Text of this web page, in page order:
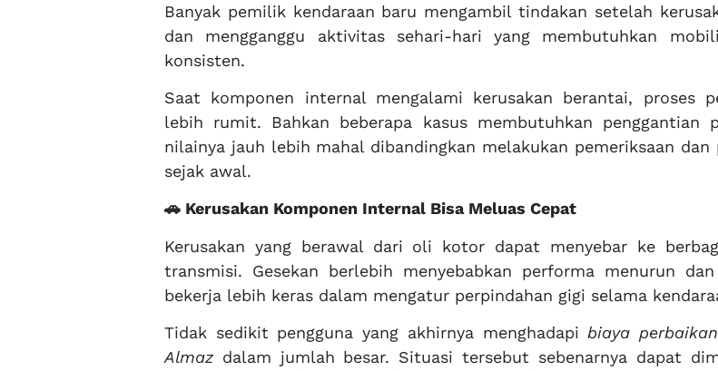
Banyak pemilik kendaraan baru mengambil tindakan setelah
dan mengganggu aktivitas sehari-hari yang membutuhkan
konsisten.
Saat komponen internal mengalami kerusakan berantai, proses
lebih rumit. Bahkan beberapa kasus membutuhkan penggantian
nilainya jauh lebih mahal dibandingkan melakukan pemeriksaan dan
sejak awal.
🚗 Kerusakan Komponen Internal Bisa Meluas Cepat
Kerusakan yang berawal dari oli kotor dapat menyebar ke
transmisi. Gesekan berlebih menyebabkan performa menurun
bekerja lebih keras dalam mengatur perpindahan gigi selama
Tidak sedikit pengguna yang akhirnya menghadapi biaya
Almaz dalam jumlah besar. Situasi tersebut sebenarnya dapat